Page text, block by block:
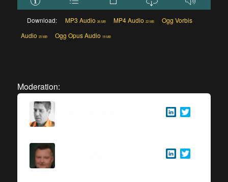
Download: MP3 Audio 26 MB MP4 Audio 22 MB
Ogg Vorbis
Audio 25 MB Ogg Opus Audio 19 MB
Moderation: